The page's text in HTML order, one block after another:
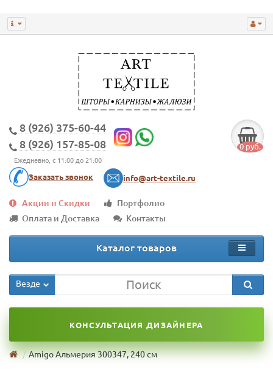
8 (926) 375-60-44
8 (926) 157-85-08
Ежедневно, с 11:00 до 21:00
Заказать звонок info@art-textile.ru
0 руб.
Акции и Скидки
Портфолио
Оплата и Доставка
Контакты
Каталог товаров
Везде
КОНСУЛЬТАЦИЯ ДИЗАЙНЕРА
Amigo Альмерия 300347, 240 см